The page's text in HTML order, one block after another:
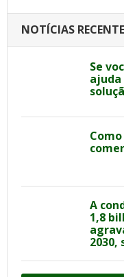
NOTÍCIAS
Se
ajuda
A
1,8
2030,